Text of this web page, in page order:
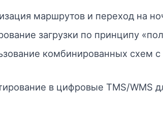
маршрутов и переход на
загрузки по принципу
комбинированных схем
в цифровые TMS/WMS